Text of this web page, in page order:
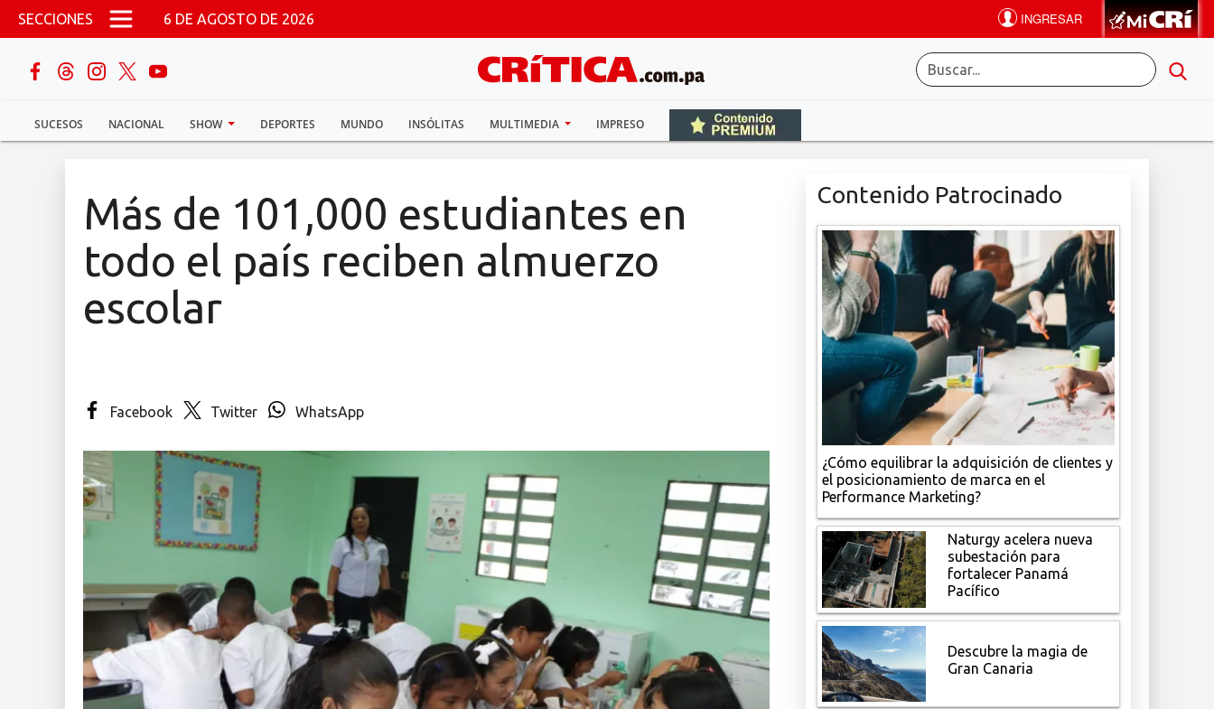
Pasar al contenido principal
SECCIONES 6 DE AGOSTO DE 2026
SUCESOS NACIONAL SHOW DEPORTES MUNDO INSÓLITAS MULTIMEDIA IMPRESO
buscar
Sucesos
Multimedia
Más de 101,000 estudiantes en
todo el país reciben almuerzo
escolar
Facebook Twitter WhatsApp
Contenido Patrocinado
¿Cómo equilibrar la adquisición de clientes y
el posicionamiento de marca en el
Performance Marketing?
Naturgy acelera nueva
subestación para
fortalecer Panamá
Pacífico
Descubre la magia de
Gran Canaria